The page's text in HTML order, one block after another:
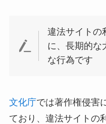
違法サイトの
に、長期的な
な行為です
文化庁では著作権侵害
ており、違法サイトの